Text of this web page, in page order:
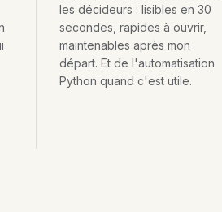
les décideurs : lisibles en 30
secondes, rapides à ouvrir,
maintenables après mon
départ. Et de l'automatisation
Python quand c'est utile.